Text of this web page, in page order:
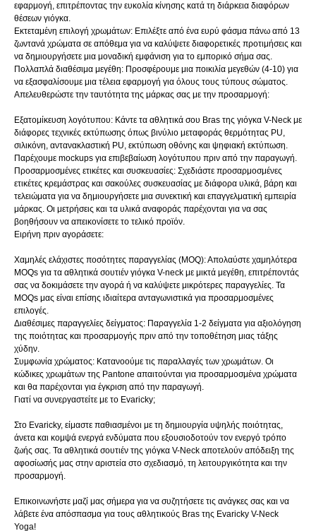
εφαρμογή, επιτρέποντας την ευκολία κίνησης κατά τη διάρκεια διαφόρων
θέσεων γιόγκα.
Εκτεταμένη επιλογή χρωμάτων: Επιλέξτε από ένα ευρύ φάσμα πάνω από 13
ζωντανά χρώματα σε απόθεμα για να καλύψετε διαφορετικές προτιμήσεις και
να δημιουργήσετε μια μοναδική εμφάνιση για το εμπορικό σήμα σας.
Πολλαπλά διαθέσιμα μεγέθη: Προσφέρουμε μια ποικιλία μεγεθών (4-10) για
να εξασφαλίσουμε μια τέλεια εφαρμογή για όλους τους τύπους σώματος.
Απελευθερώστε την ταυτότητα της μάρκας σας με την προσαρμογή:
Εξατομίκευση λογότυπου: Κάντε τα αθλητικά σου Bras της γιόγκα V-Neck με
διάφορες τεχνικές εκτύπωσης όπως βινύλιο μεταφοράς θερμότητας PU,
σιλικόνη, αντανακλαστική PU, εκτύπωση οθόνης και ψηφιακή εκτύπωση.
Παρέχουμε mockups για επιβεβαίωση λογότυπου πριν από την παραγωγή.
Προσαρμοσμένες ετικέτες και συσκευασίες: Σχεδιάστε προσαρμοσμένες
ετικέτες κρεμάστρας και σακούλες συσκευασίας με διάφορα υλικά, βάρη και
τελειώματα για να δημιουργήσετε μια συνεκτική και επαγγελματική εμπειρία
μάρκας. Οι μετρήσεις και τα υλικά αναφοράς παρέχονται για να σας
βοηθήσουν να απεικονίσετε το τελικό προϊόν.
Ειρήνη πριν αγοράσετε:
Χαμηλές ελάχιστες ποσότητες παραγγελίας (MOQ): Απολαύστε χαμηλότερα
MOQs για τα αθλητικά σουτιέν γιόγκα V-neck με μικτά μεγέθη, επιτρέποντάς
σας να δοκιμάσετε την αγορά ή να καλύψετε μικρότερες παραγγελίες. Τα
MOQs μας είναι επίσης ιδιαίτερα ανταγωνιστικά για προσαρμοσμένες
επιλογές.
Διαθέσιμες παραγγελίες δείγματος: Παραγγελία 1-2 δείγματα για αξιολόγηση
της ποιότητας και προσαρμογής πριν από την τοποθέτηση μιας τάξης
χύδην.
Συμφωνία χρώματος: Κατανοούμε τις παραλλαγές των χρωμάτων. Οι
κώδικες χρωμάτων της Pantone απαιτούνται για προσαρμοσμένα χρώματα
και θα παρέχονται για έγκριση από την παραγωγή.
Γιατί να συνεργαστείτε με το Evaricky;
Στο Evaricky, είμαστε παθιασμένοι με τη δημιουργία υψηλής ποιότητας,
άνετα και κομψά ενεργά ενδύματα που εξουσιοδοτούν τον ενεργό τρόπο
ζωής σας. Τα αθλητικά σουτιέν της γιόγκα V-Neck αποτελούν απόδειξη της
αφοσίωσής μας στην αριστεία στο σχεδιασμό, τη λειτουργικότητα και την
προσαρμογή.
Επικοινωνήστε μαζί μας σήμερα για να συζητήσετε τις ανάγκες σας και να
λάβετε ένα απόσπασμα για τους αθλητικούς Bras της Evaricky V-Neck
Yoga!